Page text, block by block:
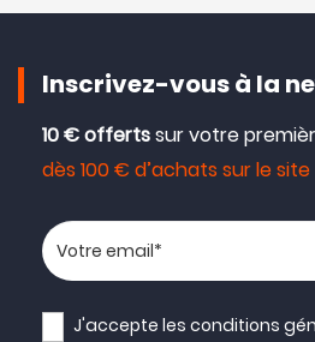
Inscrivez-vous à la
10 € offertssur votre
dès 100 € d’achats sur le site
Votre adresse email
J'accepte lesconditions